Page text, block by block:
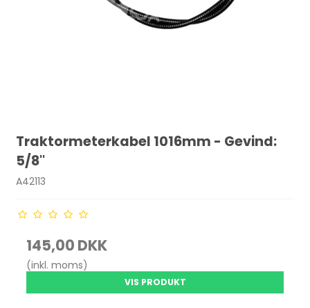
Traktormeterkabel 1016mm - Gevind:
5/8''
A42113
145,00 DKK
(inkl. moms)
VIS PRODUKT